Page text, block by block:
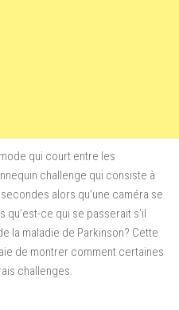
qui court entre les
challenge qui consiste à
alors qu’une caméra se
ce qui se passerait s’il
la maladie de Parkinson? Cette
de montrer comment certaines
challenges.